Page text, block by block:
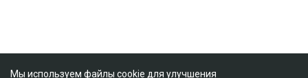
Мы используем файлы cookie для улучшения